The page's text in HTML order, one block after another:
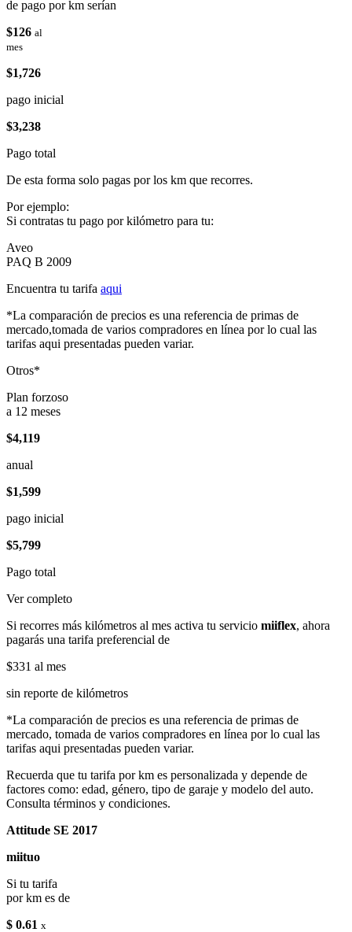
de pago por km serían
$126 al
mes
$1,726
pago inicial
$3,238
Pago total
De esta forma solo pagas por los km que recorres.
Por ejemplo:
Si contratas tu pago por kilómetro para tu:
Aveo
PAQ B 2009
Encuentra tu tarifa aqui
*La comparación de precios es una referencia de primas de
mercado,tomada de varios compradores en línea por lo cual las
tarifas aqui presentadas pueden variar.
Otros*
Plan forzoso
a 12 meses
$4,119
anual
$1,599
pago inicial
$5,799
Pago total
Ver completo
Si recorres más kilómetros al mes activa tu servicio miiflex, ahora
pagarás una tarifa preferencial de
$331 al mes
sin reporte de kilómetros
*La comparación de precios es una referencia de primas de
mercado, tomada de varios compradores en línea por lo cual las
tarifas aqui presentadas pueden variar.
Recuerda que tu tarifa por km es personalizada y depende de
factores como: edad, género, tipo de garaje y modelo del auto.
Consulta términos y condiciones.
Attitude SE 2017
miituo
Si tu tarifa
por km es de
$ 0.61 x